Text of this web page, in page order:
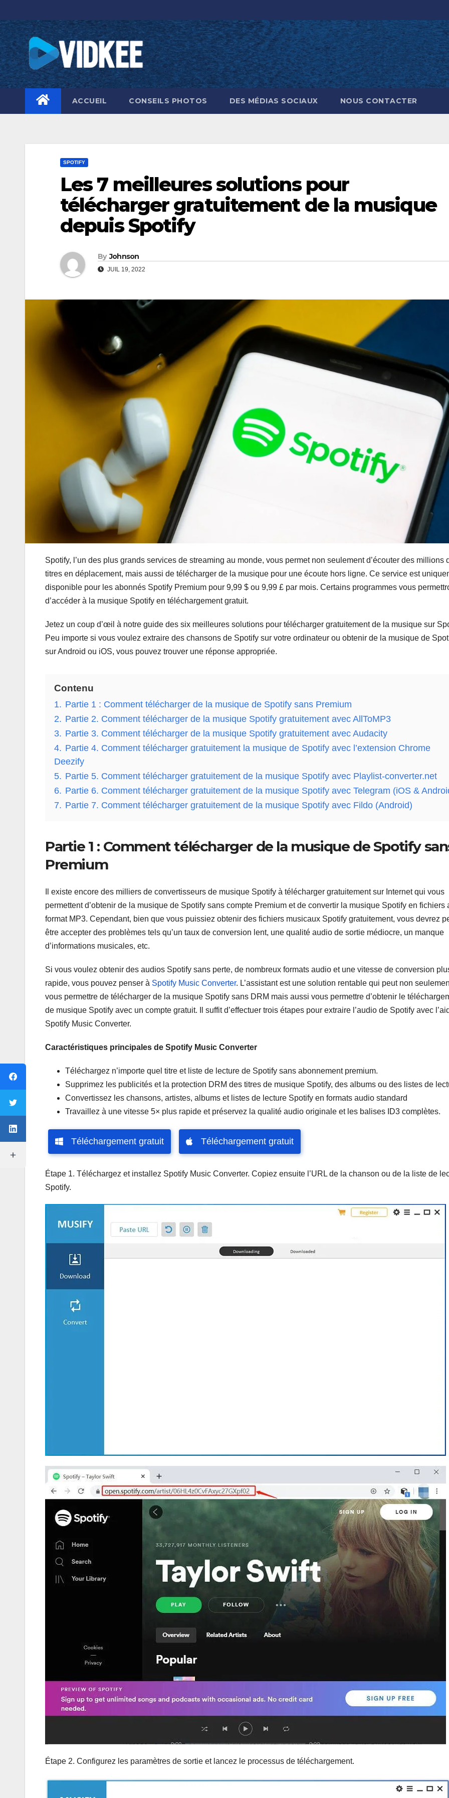
to
content
ACCUEIL CONSEILS PHOTOS DES MÉDIAS SOCIAUX NOUS CONTACTER
SPOTIFY
Les 7 meilleures solutions pour
télécharger gratuitement de la musique
depuis Spotify
By Johnson
JUIL 19, 2022
Spotify, l’un des plus grands services de streaming au monde, vous permet non seulement d’écouter des millions
titres en déplacement, mais aussi de télécharger de la musique pour une écoute hors ligne. Ce service est
disponible pour les abonnés Spotify Premium pour 9,99 $ ou 9,99 £ par mois. Certains programmes vous
d’accéder à la musique Spotify en téléchargement gratuit.
Jetez un coup d’œil à notre guide des six meilleures solutions pour télécharger gratuitement de la musique sur
Peu importe si vous voulez extraire des chansons de Spotify sur votre ordinateur ou obtenir de la musique de
sur Android ou iOS, vous pouvez trouver une réponse appropriée.
Contenu
1. Partie 1 : Comment télécharger de la musique de Spotify sans Premium
2. Partie 2. Comment télécharger de la musique Spotify gratuitement avec AllToMP3
3. Partie 3. Comment télécharger de la musique Spotify gratuitement avec Audacity
4. Partie 4. Comment télécharger gratuitement la musique de Spotify avec l’extension Chrome
Deezify
5. Partie 5. Comment télécharger gratuitement de la musique Spotify avec Playlist-converter.net
6. Partie 6. Comment télécharger gratuitement de la musique Spotify avec Telegram (iOS &
7. Partie 7. Comment télécharger gratuitement de la musique Spotify avec Fildo (Android)
Partie 1 : Comment télécharger de la musique de Spotify
Premium
Il existe encore des milliers de convertisseurs de musique Spotify à télécharger gratuitement sur Internet qui vous
permettent d’obtenir de la musique de Spotify sans compte Premium et de convertir la musique Spotify en fichiers
format MP3. Cependant, bien que vous puissiez obtenir des fichiers musicaux Spotify gratuitement, vous devrez
être accepter des problèmes tels qu’un taux de conversion lent, une qualité audio de sortie médiocre, un manque
d’informations musicales, etc.
Si vous voulez obtenir des audios Spotify sans perte, de nombreux formats audio et une vitesse de conversion
rapide, vous pouvez penser à Spotify Music Converter. L’assistant est une solution rentable qui peut non
vous permettre de télécharger de la musique Spotify sans DRM mais aussi vous permettre d’obtenir le
de musique Spotify avec un compte gratuit. Il suffit d’effectuer trois étapes pour extraire l’audio de Spotify avec
Spotify Music Converter.
Caractéristiques principales de Spotify Music Converter
Téléchargez n’importe quel titre et liste de lecture de Spotify sans abonnement premium.
Supprimez les publicités et la protection DRM des titres de musique Spotify, des albums ou des listes de
Convertissez les chansons, artistes, albums et listes de lecture Spotify en formats audio standard
Travaillez à une vitesse 5× plus rapide et préservez la qualité audio originale et les balises ID3 complètes.
Téléchargement gratuit Téléchargement gratuit
Étape 1. Téléchargez et installez Spotify Music Converter. Copiez ensuite l’URL de la chanson ou de la liste de
Spotify.
Étape 2. Configurez les paramètres de sortie et lancez le processus de téléchargement.